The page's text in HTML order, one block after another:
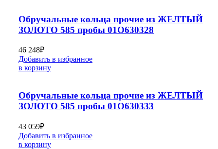
Обручальные кольца прочие из ЖЕЛТЫЙ
ЗОЛОТО 585 пробы 01О630328
46 248₽
Добавить в избранное
в корзину
Обручальные кольца прочие из ЖЕЛТЫЙ
ЗОЛОТО 585 пробы 01О630333
43 059₽
Добавить в избранное
в корзину